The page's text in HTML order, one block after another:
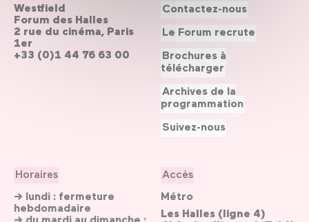
Westfield
Forum des Halles
2 rue du cinéma, Paris
1er
+33 (0)1 44 76 63 00
Horaires
→ lundi : fermeture
hebdomadaire
Accès
Métro
Les Halles (ligne 4)
Contactez-nous
Le Forum recrute
Brochures à
télécharger
Archives de la
programmation
Suivez-nous